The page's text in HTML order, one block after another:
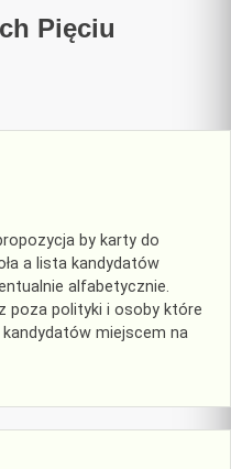
Pięciu
by karty do
a lista kandydatów
alfabetycznie.
poza polityki i osoby które
miejscem na